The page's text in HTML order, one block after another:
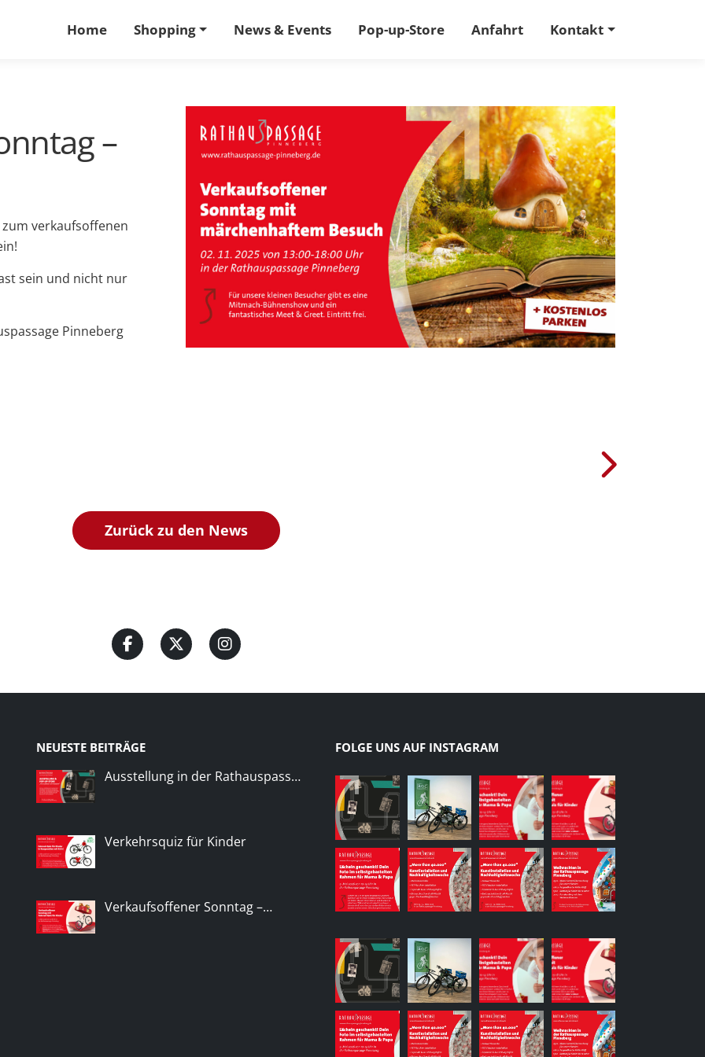
Home Shopping News & Events Pop-up-Store Anfahrt Kontakt
–
verkaufsoffenen
sein und nicht nur
Pinneberg
Zurück zu den News
NEUESTE BEITRÄGE
Ausstellung in der Rathauspass…
Verkehrsquiz für Kinder
Verkaufsoffener Sonntag –…
FOLGE UNS AUF INSTAGRAM